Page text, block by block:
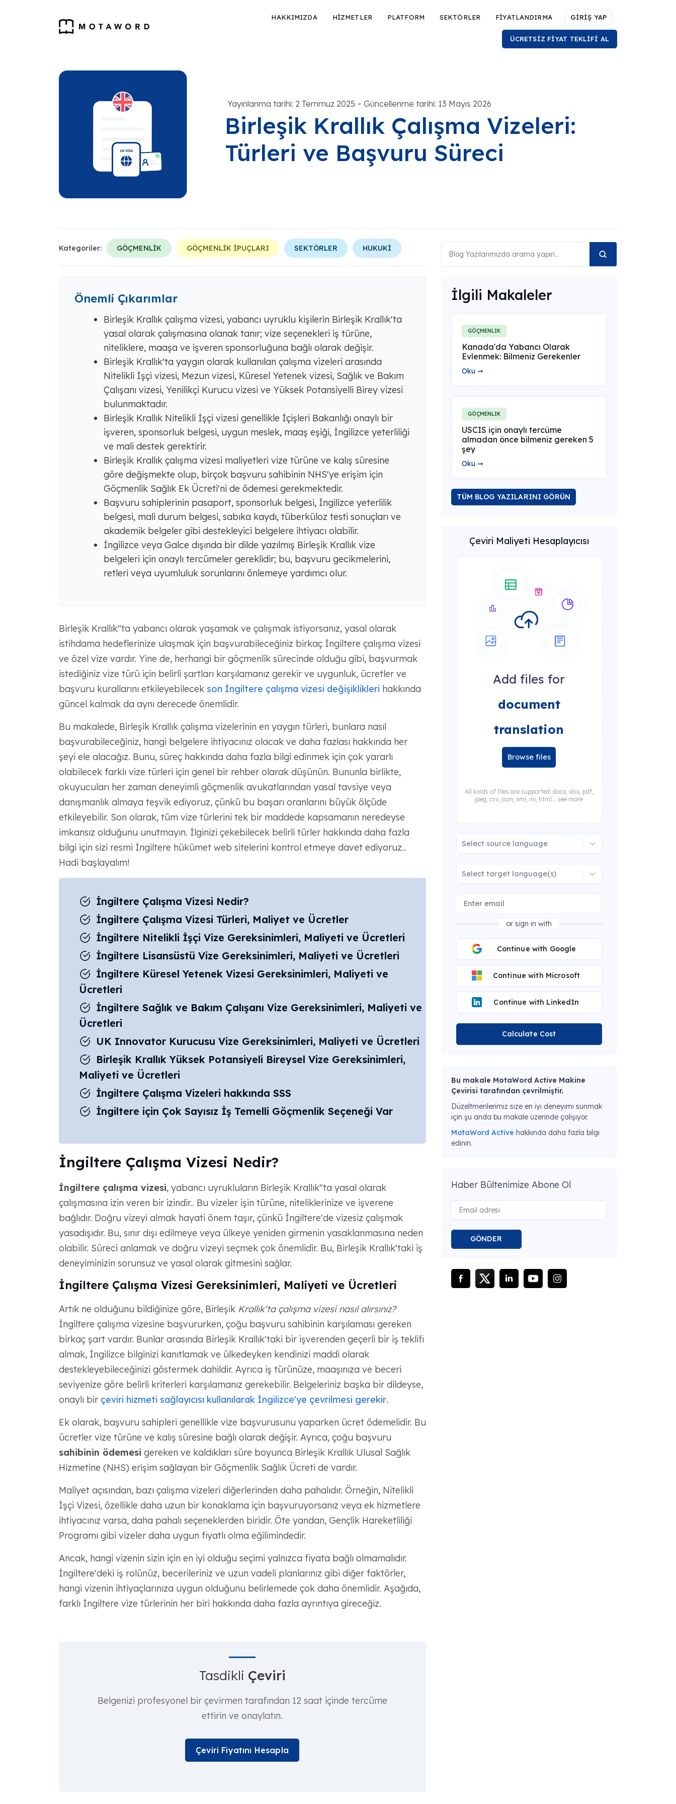
HAKKIMIZDA HİZMETLER PLATFORM SEKTÖRLER FİYATLANDIRMA GİRİŞ YAP
ÜCRETSİZ FİYAT TEKLİFİ AL
Yayınlanma tarihi: 2 Temmuz 2025 - Güncellenme tarihi: 13 Mayıs 2026
Birleşik Krallık Çalışma Vizeleri:
Türleri ve Başvuru Süreci
Kategoriler: GÖÇMENLİK GÖÇMENLİK İPUÇLARI SEKTÖRLER HUKUKİ
Önemli Çıkarımlar
Birleşik Krallık çalışma vizesi, yabancı uyruklu kişilerin Birleşik Krallık'ta
yasal olarak çalışmasına olanak tanır; vize seçenekleri iş türüne,
niteliklere, maaşa ve işveren sponsorluğuna bağlı olarak değişir.
Birleşik Krallık'ta yaygın olarak kullanılan çalışma vizeleri arasında
Nitelikli İşçi vizesi, Mezun vizesi, Küresel Yetenek vizesi, Sağlık ve Bakım
Çalışanı vizesi, Yenilikçi Kurucu vizesi ve Yüksek Potansiyelli Birey vizesi
bulunmaktadır.
Birleşik Krallık Nitelikli İşçi vizesi genellikle İçişleri Bakanlığı onaylı bir
işveren, sponsorluk belgesi, uygun meslek, maaş eşiği, İngilizce yeterliliği
ve mali destek gerektirir.
Birleşik Krallık çalışma vizesi maliyetleri vize türüne ve kalış süresine
göre değişmekte olup, birçok başvuru sahibinin NHS'ye erişim için
Göçmenlik Sağlık Ek Ücreti'ni de ödemesi gerekmektedir.
Başvuru sahiplerinin pasaport, sponsorluk belgesi, İngilizce yeterlilik
belgesi, mali durum belgesi, sabıka kaydı, tüberküloz testi sonuçları ve
akademik belgeler gibi destekleyici belgelere ihtiyacı olabilir.
İngilizce veya Galce dışında bir dilde yazılmış Birleşik Krallık vize
belgeleri için onaylı tercümeler gereklidir; bu, başvuru gecikmelerini,
retleri veya uyumluluk sorunlarını önlemeye yardımcı olur.
Birleşik Krallık"ta yabancı olarak yaşamak ve çalışmak istiyorsanız, yasal olarak
istihdama hedeflerinize ulaşmak için başvurabileceğiniz birkaç İngiltere çalışma vizesi
ve özel vize vardır. Yine de, herhangi bir göçmenlik sürecinde olduğu gibi, başvurmak
istediğiniz vize türü için belirli şartları karşılamanız gerekir ve uygunluk, ücretler ve
başvuru kurallarını etkileyebilecek son İngiltere çalışma vizesi değişiklikleri hakkında
güncel kalmak da aynı derecede önemlidir.
Bu makalede, Birleşik Krallık çalışma vizelerinin en yaygın türleri, bunlara nasıl
başvurabileceğiniz, hangi belgelere ihtiyacınız olacak ve daha fazlası hakkında her
şeyi ele alacağız. Bunu, süreç hakkında daha fazla bilgi edinmek için çok yararlı
olabilecek farklı vize türleri için genel bir rehber olarak düşünün. Bununla birlikte,
okuyucuları her zaman deneyimli göçmenlik avukatlarından yasal tavsiye veya
danışmanlık almaya teşvik ediyoruz, çünkü bu başarı oranlarını büyük ölçüde
etkileyebilir. Son olarak, tüm vize türlerini tek bir maddede kapsamanın neredeyse
imkansız olduğunu unutmayın. İlginizi çekebilecek belirli türler hakkında daha fazla
bilgi için sizi resmi İngiltere hükümet web sitelerini kontrol etmeye davet ediyoruz..
Hadi başlayalım!
İngiltere Çalışma Vizesi Nedir?
İngiltere Çalışma Vizesi Türleri, Maliyet ve Ücretler
İngiltere Nitelikli İşçi Vize Gereksinimleri, Maliyeti ve Ücretleri
İngiltere Lisansüstü Vize Gereksinimleri, Maliyeti ve Ücretleri
İngiltere Küresel Yetenek Vizesi Gereksinimleri, Maliyeti ve
Ücretleri
İngiltere Sağlık ve Bakım Çalışanı Vize Gereksinimleri, Maliyeti ve
Ücretleri
UK Innovator Kurucusu Vize Gereksinimleri, Maliyeti ve Ücretleri
Birleşik Krallık Yüksek Potansiyeli Bireysel Vize Gereksinimleri,
Maliyeti ve Ücretleri
İngiltere Çalışma Vizeleri hakkında SSS
İngiltere için Çok Sayısız İş Temelli Göçmenlik Seçeneği Var
İngiltere Çalışma Vizesi Nedir?
İngiltere çalışma vizesi, yabancı uyrukluların Birleşik Krallık"ta yasal olarak
çalışmasına izin veren bir izindir.. Bu vizeler işin türüne, niteliklerinize ve işverene
bağlıdır. Doğru vizeyi almak hayati önem taşır, çünkü İngiltere'de vizesiz çalışmak
yasadışıdır. Bu, sınır dışı edilmeye veya ülkeye yeniden girmenin yasaklanmasına neden
olabilir. Süreci anlamak ve doğru vizeyi seçmek çok önemlidir. Bu, Birleşik Krallık'taki iş
deneyiminizin sorunsuz ve yasal olarak gitmesini sağlar.
İngiltere Çalışma Vizesi Gereksinimleri, Maliyeti ve Ücretleri
Artık ne olduğunu bildiğinize göre, Birleşik Krallık'ta çalışma vizesi nasıl alırsınız?
İngiltere çalışma vizesine başvururken, çoğu başvuru sahibinin karşılaması gereken
birkaç şart vardır. Bunlar arasında Birleşik Krallık'taki bir işverenden geçerli bir iş teklifi
almak, İngilizce bilginizi kanıtlamak ve ülkedeyken kendinizi maddi olarak
destekleyebileceğinizi göstermek dahildir. Ayrıca iş türünüze, maaşınıza ve beceri
seviyenize göre belirli kriterleri karşılamanız gerekebilir. Belgeleriniz başka bir dildeyse,
onaylı bir çeviri hizmeti sağlayıcısı kullanılarak İngilizce'ye çevrilmesi gerekir.
Ek olarak, başvuru sahipleri genellikle vize başvurusunu yaparken ücret ödemelidir. Bu
ücretler vize türüne ve kalış süresine bağlı olarak değişir. Ayrıca, çoğu başvuru
sahibinin ödemesi gereken ve kaldıkları süre boyunca Birleşik Krallık Ulusal Sağlık
Hizmetine (NHS) erişim sağlayan bir Göçmenlik Sağlık Ücreti de vardır.
Maliyet açısından, bazı çalışma vizeleri diğerlerinden daha pahalıdır. Örneğin, Nitelikli
İşçi Vizesi, özellikle daha uzun bir konaklama için başvuruyorsanız veya ek hizmetlere
ihtiyacınız varsa, daha pahalı seçeneklerden biridir. Öte yandan, Gençlik Hareketliliği
Programı gibi vizeler daha uygun fiyatlı olma eğilimindedir.
Ancak, hangi vizenin sizin için en iyi olduğu seçimi yalnızca fiyata bağlı olmamalıdır.
İngiltere'deki iş rolünüz, becerileriniz ve uzun vadeli planlarınız gibi diğer faktörler,
hangi vizenin ihtiyaçlarınıza uygun olduğunu belirlemede çok daha önemlidir. Aşağıda,
farklı İngiltere vize türlerinin her biri hakkında daha fazla ayrıntıya gireceğiz.
Tasdikli Çeviri
Belgenizi profesyonel bir çevirmen tarafından 12 saat içinde tercüme
ettirin ve onaylatın.
Çeviri Fiyatını Hesapla
İlgili Makaleler
GÖÇMENLİK
Kanada'da Yabancı Olarak
Evlenmek: Bilmeniz Gerekenler
Oku ➞
GÖÇMENLİK
USCIS için onaylı tercüme
almadan önce bilmeniz gereken 5
şey
Oku ➞
TÜM BLOG YAZILARINI GÖRÜN
Çeviri Maliyeti Hesaplayıcısı
Add files for
document
translation
Browse files
All kinds of files are supported: docx, xlsx, pdf,
jpeg, csv, json, xml, ini, html... see more
Select source language
Select target language(s)
or sign in with
Continue with Google
Continue with Microsoft
Continue with LinkedIn
Calculate Cost
Bu makale MotaWord Active Makine
Çevirisi tarafından çevrilmiştir.
Düzeltmenlerimiz size en iyi deneyimi sunmak
için şu anda bu makale üzerinde çalışıyor.
MotaWord Active hakkında daha fazla bilgi
edinin.
Haber Bültenimize Abone Ol
GÖNDER